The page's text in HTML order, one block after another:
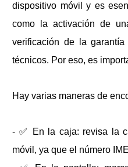
dispositivo móvil y es
como la activación de
verificación de la
técnicos. Por eso, es
Hay varias maneras de
- ✅ En la caja: revisa la
móvil, ya que el número